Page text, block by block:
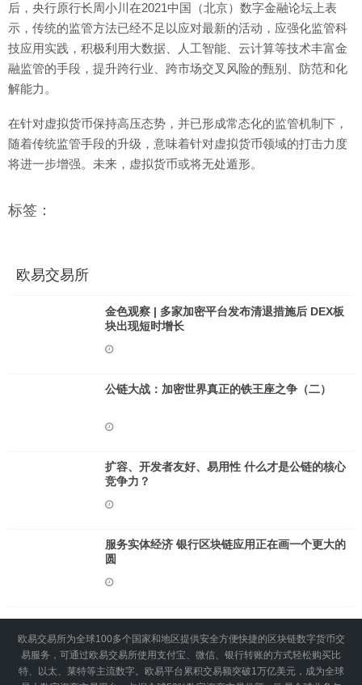
后，央行原行长周小川在2021中国（北京）数字金融论坛上表
示，传统的监管方法已经不足以应对最新的活动，应强化监管科
技应用实践，积极利用大数据、人工智能、云计算等技术丰富金
融监管的手段，提升跨行业、跨市场交叉风险的甄别、防范和化
解能力。
在针对虚拟货币保持高压态势，并已形成常态化的监管机制下，
随着传统监管手段的升级，意味着针对虚拟货币领域的打击力度
将进一步增强。未来，虚拟货币或将无处遁形。
标签：
欧易交易所
金色观察 | 多家加密平台发布清退措施后 DEX板
块出现短时增长
公链大战：加密世界真正的铁王座之争（二）
扩容、开发者友好、易用性 什么才是公链的核心
竞争力？
服务实体经济 银行区块链应用正在画一个更大的
圆
欧易交易所为全球100多个国家和地区提供安全方便快捷的区块链数字货币交
易服务，可通过欧易交易所使用支付宝、微信、银行转账的方式轻松购买比
特、以太、莱特等主流数字。欧易平台累积交易额突破1万亿美元，成为全球